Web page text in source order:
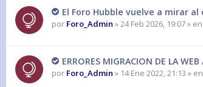
El Foro Hubble vuelve a mirar al
por Foro_Admin » 24 Feb 2026, 19:07 » en
ERRORES MIGRACION DE LA
por Foro_Admin » 14 Ene 2022, 21:13 » en